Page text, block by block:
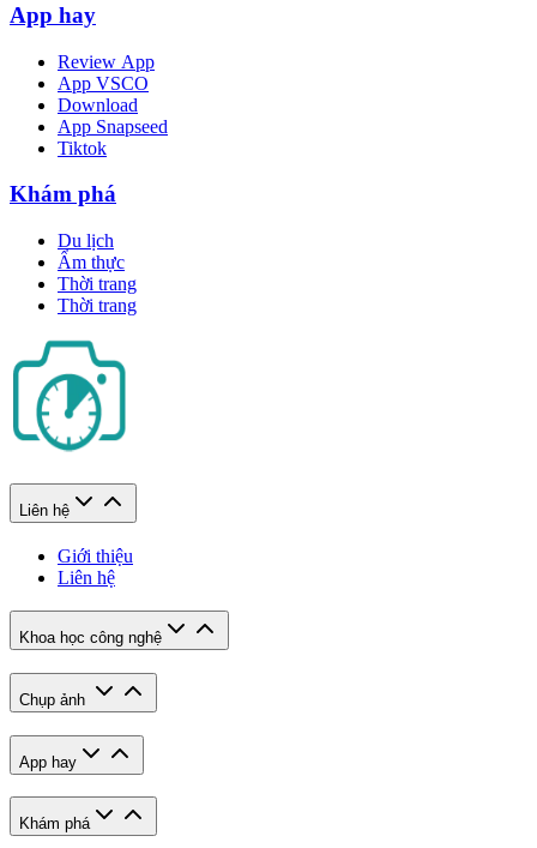
App hay
Review App
App VSCO
Download
App Snapseed
Tiktok
Khám phá
Du lịch
Ẩm thực
Thời trang
Thời trang
Liên hệ
Giới thiệu
Liên hệ
Khoa học công nghệ
Chụp ảnh
App hay
Khám phá